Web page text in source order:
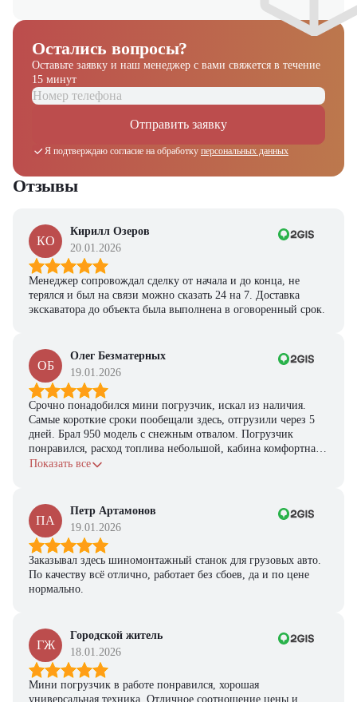
Остались вопросы?
Оставьте заявку и наш менеджер с вами свяжется в течение
15 минут
Отправить заявку
Я подтверждаю согласие на обработку персональных данных
Отзывы
КО
Кирилл Озеров
20.01.2026
Менеджер сопровождал сделку от начала и до конца, не
терялся и был на связи можно сказать 24 на 7. Доставка
экскаватора до объекта была выполнена в оговоренный срок.
ОБ
Олег Безматерных
19.01.2026
Срочно понадобился мини погрузчик, искал из наличия.
Самые короткие сроки пообещали здесь, отгрузили через 5
дней. Брал 950 модель с снежным отвалом. Погрузчик
понравился, расход топлива небольшой, кабина комфортная,
с задачами справляется.
Показать все
ПА
Петр Артамонов
19.01.2026
Заказывал здесь шиномонтажный станок для грузовых авто.
По качеству всё отлично, работает без сбоев, да и по цене
нормально.
ГЖ
Городской житель
18.01.2026
Мини погрузчик в работе понравился, хорошая
универсальная техника. Отличное соотношение цены и